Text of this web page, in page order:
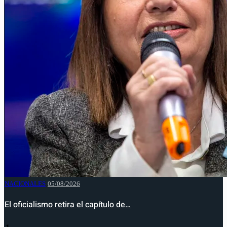
NACIONALES 05/08/2026
El oficialismo retira el capítulo de…